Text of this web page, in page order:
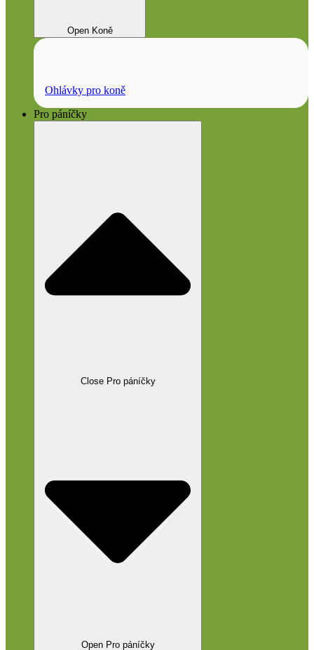
Open Koně
Ohlávky pro koně
Pro páníčky
Close Pro páníčky
Open Pro páníčky